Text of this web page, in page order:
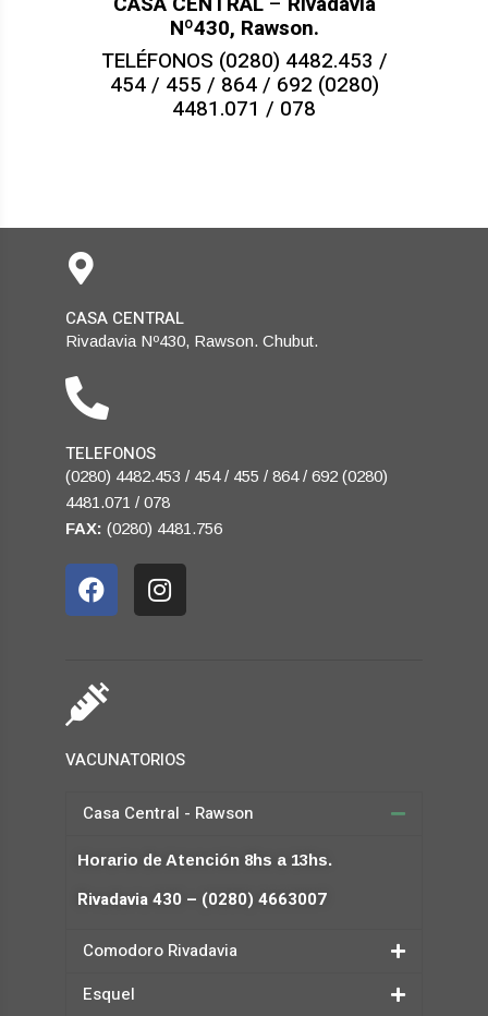
Nº430, Rawson.
TELÉFONOS (0280) 4482.453 /
454 / 455 / 864 / 692 (0280)
4481.071 / 078
CASA CENTRAL
Rivadavia Nº430, Rawson. Chubut.
TELEFONOS
(0280) 4482.453 / 454 / 455 / 864 / 692 (0280)
4481.071 / 078
FAX: (0280) 4481.756
VACUNATORIOS
Casa Central - Rawson
Horario de Atención 8hs a 13hs.
Rivadavia 430 – (0280) 4663007
Comodoro Rivadavia
Esquel